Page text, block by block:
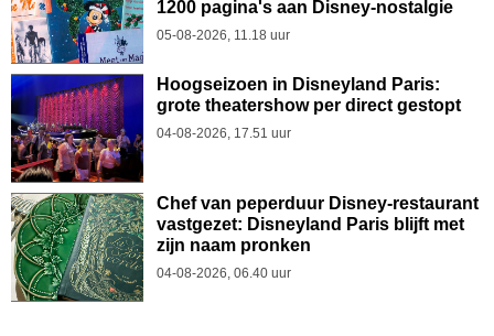
1200 pagina's aan Disney-nostalgie
05-08-2026, 11.18 uur
Hoogseizoen in Disneyland Paris:
grote theatershow per direct gestopt
04-08-2026, 17.51 uur
Chef van peperduur Disney-restaurant
vastgezet: Disneyland Paris blijft met
zijn naam pronken
04-08-2026, 06.40 uur